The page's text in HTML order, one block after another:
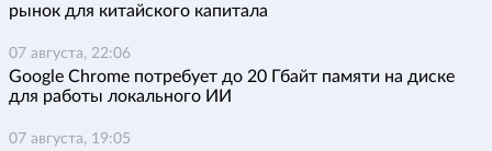
рынок для китайского капитала
07 августа, 22:06
Google Chrome потребует до 20 Гбайт памяти на диске
для работы локального ИИ
07 августа, 19:05